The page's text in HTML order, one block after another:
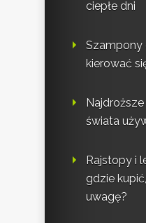
ciepłe dni
Szampony
kierować
świata
Rajstopy i
gdzie
uwagę?